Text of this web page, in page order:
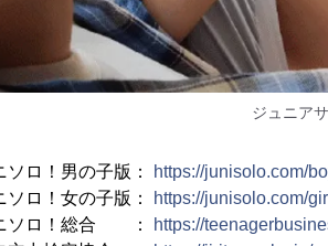
ジュニア
ソロ！男の子版：
https://junisolo.com/
ソロ！女の子版：
https://junisolo.com/
ソロ！総合 ：
https://